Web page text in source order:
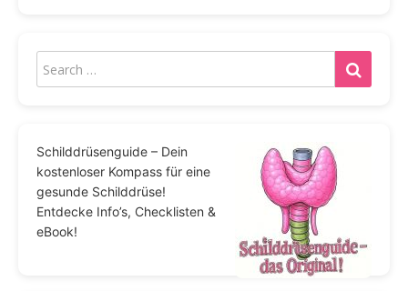
Schilddrüsenguide – Dein
kostenloser Kompass für eine
gesunde Schilddrüse!
Entdecke Info’s, Checklisten &
eBook!